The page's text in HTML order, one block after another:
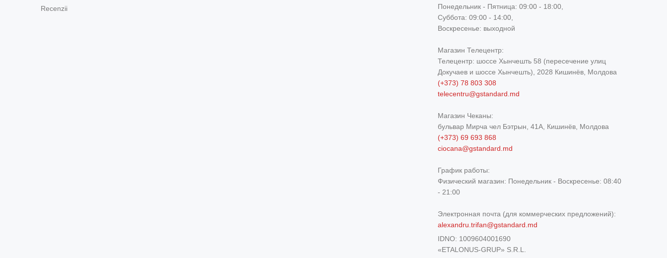
Recenzii
Понедельник - Пятница: 09:00 - 18:00,
Суббота: 09:00 - 14:00,
Воскресенье: выходной
Магазин Телецентр:
Телецентр: шоссе Хынчешть 58 (пересечение улиц
Докучаев и шоссе Хынчешть), 2028 Кишинёв, Молдова
(+373) 78 803 308
telecentru@gstandard.md
Магазин Чеканы:
бульвар Мирча чел Бэтрын, 41A, Кишинёв, Молдова
(+373) 69 693 868
ciocana@gstandard.md
График работы:
Физический магазин: Понедельник - Воскресенье: 08:40
- 21:00
Электронная почта (для коммерческих предложений):
alexandru.trifan@gstandard.md
IDNO: 1009604001690
«ETALONUS-GRUP» S.R.L.